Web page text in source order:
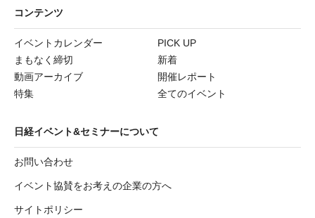
コンテンツ
イベントカレンダー
PICK UP
まもなく締切
新着
動画アーカイブ
開催レポート
特集
全てのイベント
日経イベント&セミナーについて
お問い合わせ
イベント協賛をお考えの企業の方へ
サイトポリシー